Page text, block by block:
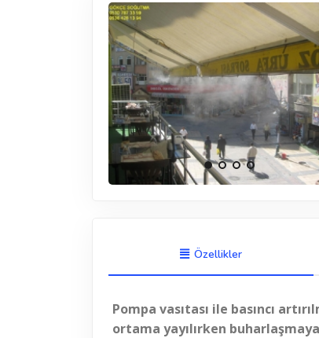
Özellikler
Pompa vasıtası ile basıncı
ortama yayılırken